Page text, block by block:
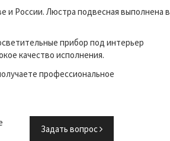
и России. Люстра подвесная выполнена в
прибор под интерьер
качество исполнения.
профессиональное
Задать вопрос